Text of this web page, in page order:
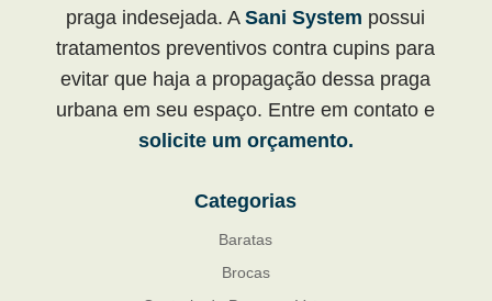
praga indesejada. ASani System possui
tratamentos preventivos contra cupins para
evitar que haja a propagação dessa praga
urbana em seu espaço. Entre em contato e
solicite um orçamento.
Categorias
Baratas
Brocas